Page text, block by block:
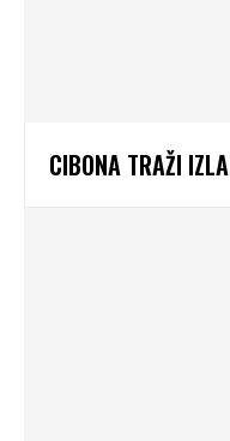
CIBONA TRAŽI